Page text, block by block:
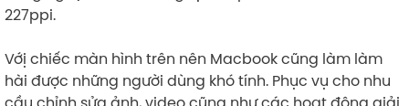
227ppi.
Vớị chiếc màn hình trên nên Macbook cũng làm làm
hài được những người dùng khó tính. Phục vụ cho nhu
cầu chỉnh sửa ảnh, video cũng như các hoạt động giải